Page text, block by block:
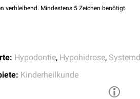
verbleibend. Mindestens 5 Zeichen benötigt.
Hypodontie, Hypohidrose,
Kinderheilkunde